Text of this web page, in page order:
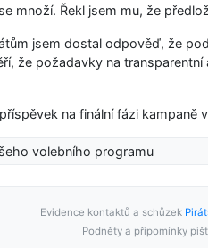
množí. Řekl jsem mu, že
jsem dostal odpověď, že
že požadavky na
na finální fázi kampaně
volebního programu
Evidence kontaktů a schůzek
Podněty a připomínky